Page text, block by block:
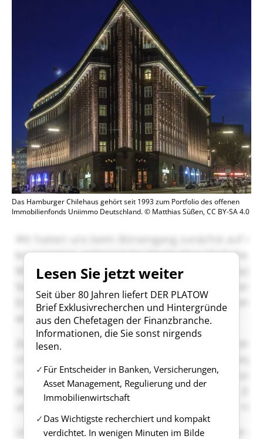
Das Hamburger Chilehaus gehört seit 1993 zum Portfolio des offenen
Immobilienfonds Uniimmo Deutschland. © Matthias Süßen, CC BY-SA 4.0
Lesen Sie jetzt weiter
Seit über 80 Jahren liefert DER PLATOW
Brief Exklusivrecherchen und Hintergründe
aus den Chefetagen der Finanzbranche.
Informationen, die Sie sonst nirgends
lesen.
Für Entscheider in Banken, Versicherungen,
Asset Management, Regulierung und der
Immobilienwirtschaft
Das Wichtigste recherchiert und kompakt
verdichtet. In wenigen Minuten im Bilde